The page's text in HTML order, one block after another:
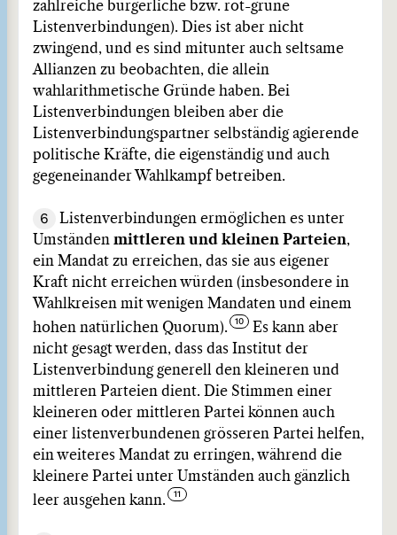
zahlreiche bürgerliche bzw. rot-grüne
Listenverbindungen). Dies ist aber nicht
zwingend, und es sind mitunter auch seltsame
Allianzen zu beobachten, die allein
wahlarithmetische Gründe haben. Bei
Listenverbindungen bleiben aber die
Listenverbindungspartner selbständig agierende
politische Kräfte, die eigenständig und auch
gegeneinander Wahlkampf betreiben.
6
Listenverbindungen ermöglichen es unter
Umständen mittleren und kleinen Parteien,
ein Mandat zu erreichen, das sie aus eigener
Kraft nicht erreichen würden (insbesondere in
Wahlkreisen mit wenigen Mandaten und einem
hohen natürlichen Quorum).
Es kann aber
nicht gesagt werden, dass das Institut der
Listenverbindung generell den kleineren und
mittleren Parteien dient. Die Stimmen einer
kleineren oder mittleren Partei können auch
einer listenverbundenen grösseren Partei helfen,
ein weiteres Mandat zu erringen, während die
kleinere Partei unter Umständen auch gänzlich
leer ausgehen kann.